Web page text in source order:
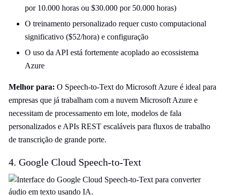
por 10.000 horas ou $30.000 por 50.000 horas)
O treinamento personalizado requer custo computacional
significativo ($52/hora) e configuração
O uso da API está fortemente acoplado ao ecossistema
Azure
Melhor para: O Speech-to-Text do Microsoft Azure é ideal para
empresas que já trabalham com a nuvem Microsoft Azure e
necessitam de processamento em lote, modelos de fala
personalizados e APIs REST escaláveis para fluxos de trabalho
de transcrição de grande porte.
4. Google Cloud Speech-to-Text